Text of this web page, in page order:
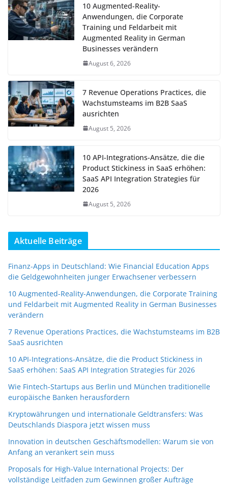
10 Augmented-Reality-
Anwendungen, die Corporate
Training und Feldarbeit mit
Augmented Reality in German
Businesses verändern
August 6, 2026
7 Revenue Operations Practices, die
Wachstumsteams im B2B SaaS
ausrichten
August 5, 2026
10 API-Integrations-Ansätze, die die
Product Stickiness in SaaS erhöhen:
SaaS API Integration Strategies für
2026
August 5, 2026
Aktuelle Beiträge
Finanz-Apps in Deutschland: Wie Financial Education Apps
die Geldgewohnheiten junger Erwachsener verbessern
10 Augmented-Reality-Anwendungen, die Corporate Training
und Feldarbeit mit Augmented Reality in German Businesses
verändern
7 Revenue Operations Practices, die Wachstumsteams im B2B
SaaS ausrichten
10 API-Integrations-Ansätze, die die Product Stickiness in
SaaS erhöhen: SaaS API Integration Strategies für 2026
Wie Fintech-Startups aus Berlin und München traditionelle
europäische Banken herausfordern
Kryptowährungen und internationale Geldtransfers: Was
Deutschlands Diaspora jetzt wissen muss
Innovation in deutschen Geschäftsmodellen: Warum sie von
Anfang an verankert sein muss
Proposals for High-Value International Projects: Der
vollständige Leitfaden zum Gewinnen großer Aufträge